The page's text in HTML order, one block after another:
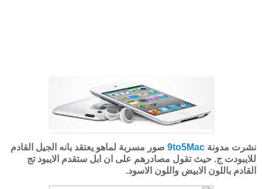
نشرت مدونة 9to5Mac صور مسربة لماهو يعتقد بانه الجيل القادم
للايبودت ج. حيث تقول مصادرهم على ان ابل ستقدم الايبود تج
القادم باللون الابيض واللون الاسود.